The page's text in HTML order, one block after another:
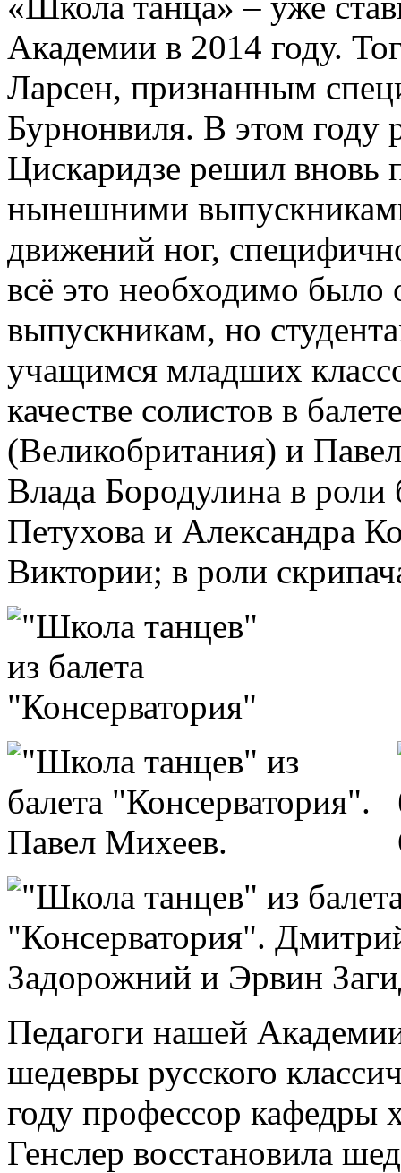
Академии в 2014 году.
Ларсен, признанным
Бурнонвиля. В этом году
Цискаридзе решил вновь
нынешними
движений ног,
всё это необходимо было
выпускникам, но
учащимся младших
качестве солистов в
(Великобритания) и
Влада Бородулина в
Петухова и Александра
Виктории; в роли
Педагоги нашей
шедевры русского
году профессор кафедры
Генслер восстановила